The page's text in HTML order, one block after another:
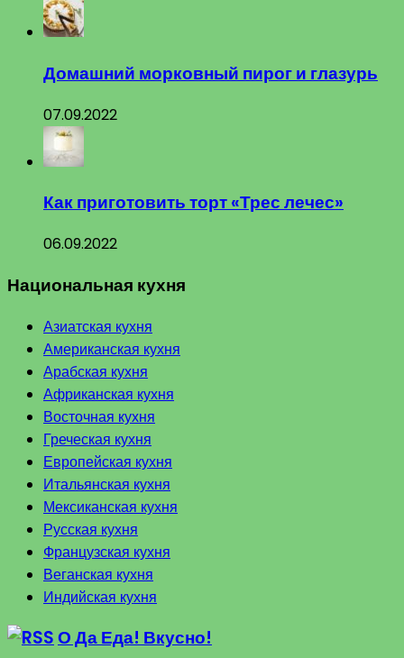
Домашний морковный пирог и глазурь
07.09.2022
Как приготовить торт «Трес лечес»
06.09.2022
Национальная кухня
Азиатская кухня
Американская кухня
Арабская кухня
Африканская кухня
Восточная кухня
Греческая кухня
Европейская кухня
Итальянская кухня
Мексиканская кухня
Русская кухня
Французская кухня
Веганская кухня
Индийская кухня
О Да Еда! Вкусно!